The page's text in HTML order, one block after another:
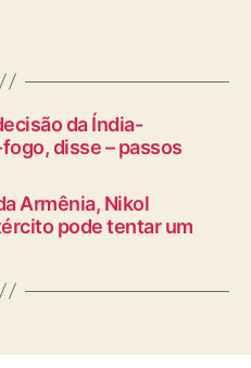
da Índia-
disse – passos
Armênia, Nikol
pode tentar um